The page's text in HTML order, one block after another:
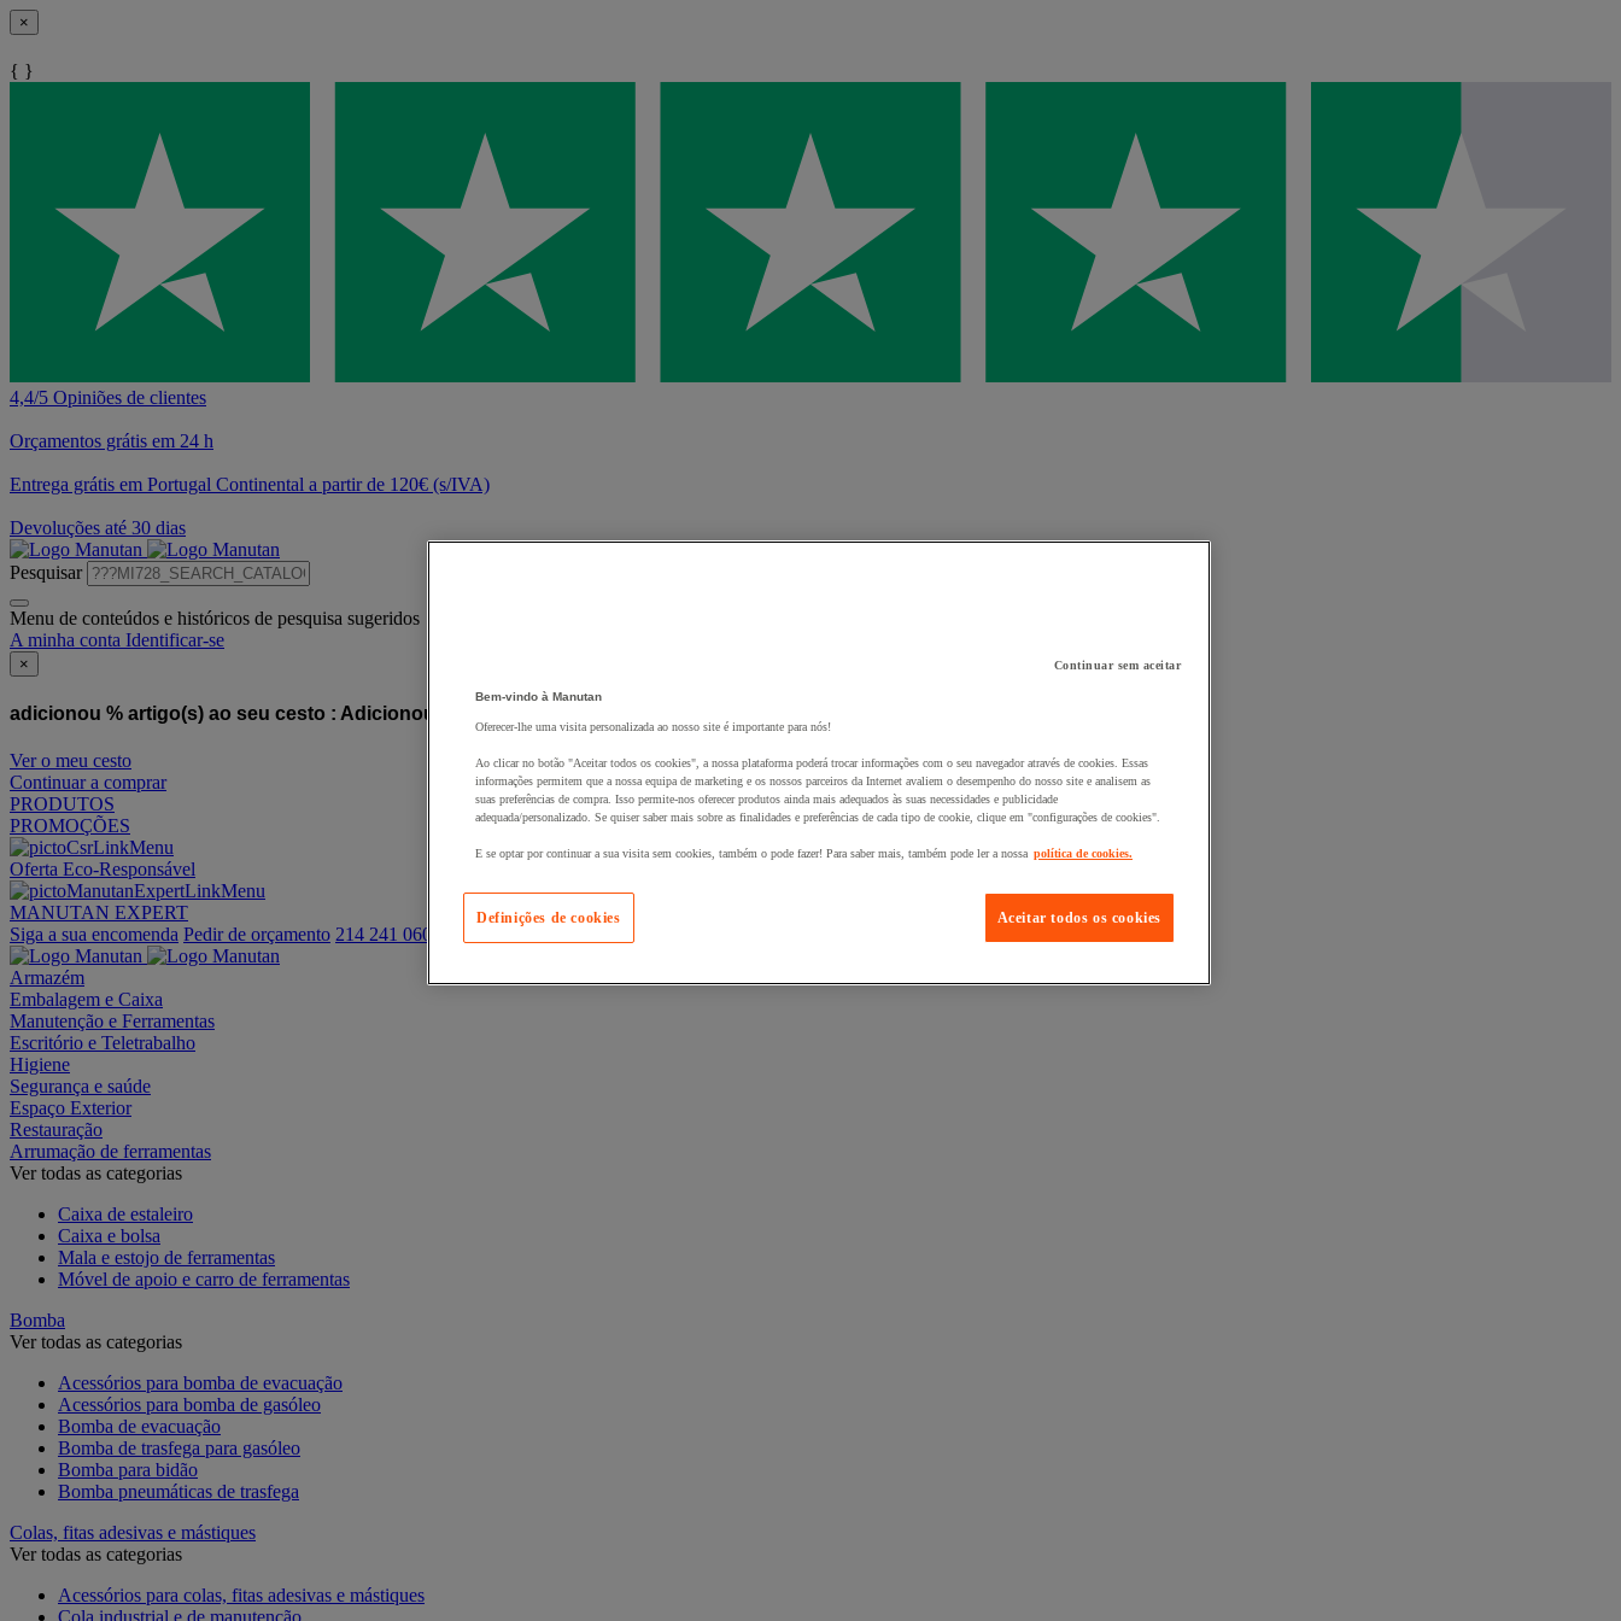
×
{ }
4,4/5 Opiniões de clientes
Orçamentos grátis em 24 h
Entrega grátis em Portugal Continental a partir de 120€ (s/IVA)
Devoluções até 30 dias
Pesquisar
Menu de conteúdos e históricos de pesquisa sugeridos
A minha conta Identificar-se
×
adicionou % artigo(s) ao seu cesto : Adicionou este artigo ao seu cesto :
Ver o meu cesto
Continuar a comprar
PRODUTOS
PROMOÇÕES
Oferta Eco-Responsável
MANUTAN EXPERT
Siga a sua encomenda Pedir de orçamento 214 241 060
Armazém
Embalagem e Caixa
Manutenção e Ferramentas
Escritório e Teletrabalho
Higiene
Segurança e saúde
Espaço Exterior
Restauração
Arrumação de ferramentas
Ver todas as categorias
Caixa de estaleiro
Caixa e bolsa
Mala e estojo de ferramentas
Móvel de apoio e carro de ferramentas
Bomba
Ver todas as categorias
Acessórios para bomba de evacuação
Acessórios para bomba de gasóleo
Bomba de evacuação
Bomba de trasfega para gasóleo
Bomba para bidão
Bomba pneumáticas de trasfega
Colas, fitas adesivas e mástiques
Ver todas as categorias
Acessórios para colas, fitas adesivas e mástiques
Cola industrial e de manutenção
Continuar sem aceitar
Bem-vindo à Manutan
Oferecer-lhe uma visita personalizada ao nosso site é importante para nós!
Ao clicar no botão "Aceitar todos os cookies", a nossa plataforma poderá trocar informações com o seu navegador através de cookies. Essas
informações permitem que a nossa equipa de marketing e os nossos parceiros da Internet avaliem o desempenho do nosso site e analisem as
suas preferências de compra. Isso permite-nos oferecer produtos ainda mais adequados às suas necessidades e publicidade
adequada/personalizado. Se quiser saber mais sobre as finalidades e preferências de cada tipo de cookie, clique em "configurações de cookies".
E se optar por continuar a sua visita sem cookies, também o pode fazer! Para saber mais, também pode ler a nossa política de cookies.
Aceitar todos os cookies
Definições de cookies